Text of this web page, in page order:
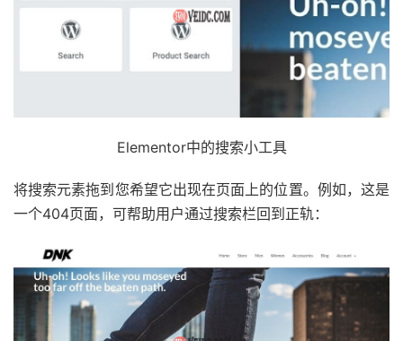
Elementor中的搜索小工具
将搜索元素拖到您希望它出现在页面上的位置。例如，这是
一个404页面，可帮助用户通过搜索栏回到正轨：